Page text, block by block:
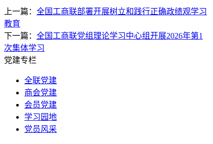
上一篇： 全国工商联部署开展树立和践行正确政绩观学习
教育
下一篇： 全国工商联党组理论学习中心组开展2026年第1
次集体学习
党建专栏
全联党建
商会党建
会员党建
学习园地
党员风采